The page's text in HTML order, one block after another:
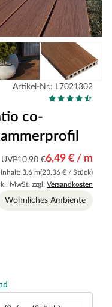
Artikel-Nr.: L7021302
co-
UVP10,90 €6,49 € / m
Inhalt: 3.6 m(23,36 € / Stück)
MwSt. zzgl. Versandkosten
Wohnliches Ambiente